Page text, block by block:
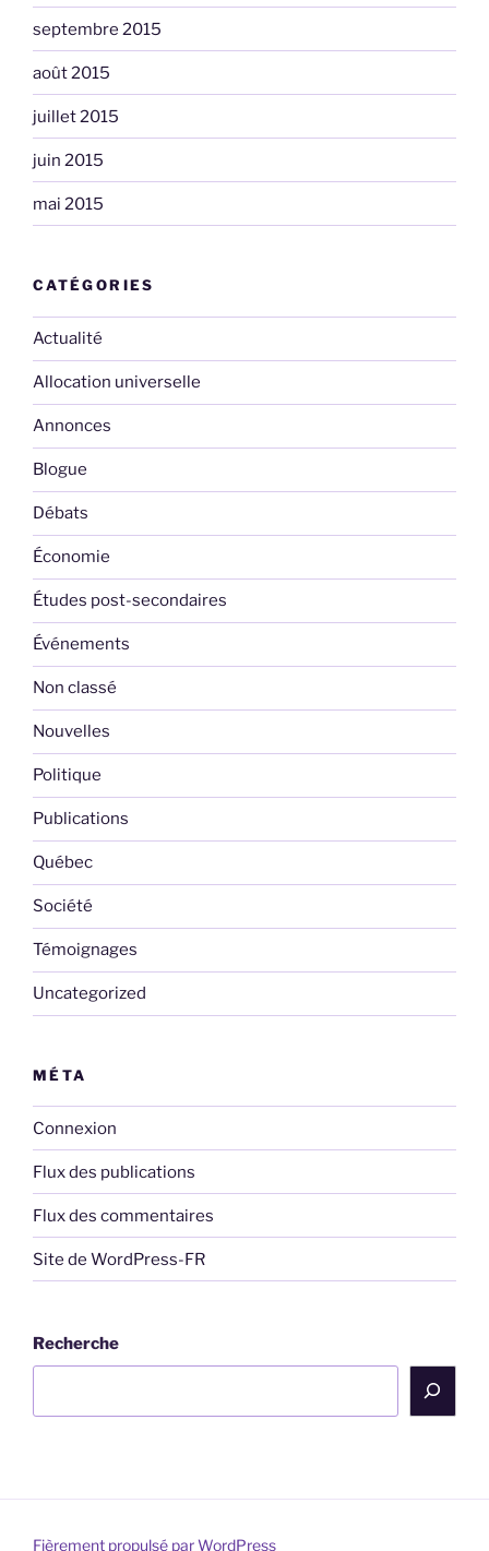
septembre 2015
août 2015
juillet 2015
juin 2015
mai 2015
CATÉGORIES
Actualité
Allocation universelle
Annonces
Blogue
Débats
Économie
Études post-secondaires
Événements
Non classé
Nouvelles
Politique
Publications
Québec
Société
Témoignages
Uncategorized
MÉTA
Connexion
Flux des publications
Flux des commentaires
Site de WordPress-FR
Recherche
Fièrement propulsé par WordPress